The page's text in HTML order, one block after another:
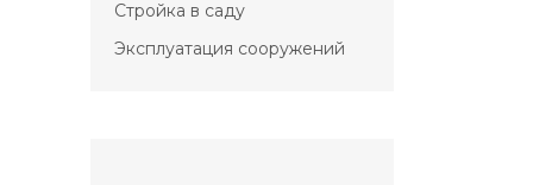
Стройка в саду
Эксплуатация сооружений